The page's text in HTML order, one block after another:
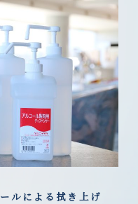
ルによる拭き上げ